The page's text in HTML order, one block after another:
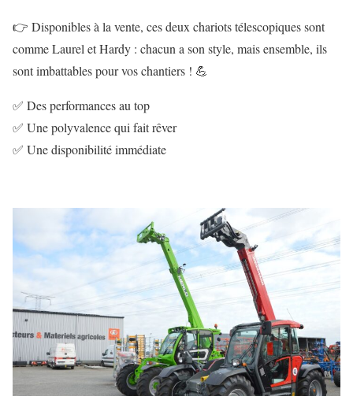
👉 Disponibles à la vente, ces deux chariots télescopiques sont
comme Laurel et Hardy : chacun a son style, mais ensemble, ils
sont imbattables pour vos chantiers ! 💪
✅ Des performances au top
✅ Une polyvalence qui fait rêver
✅ Une disponibilité immédiate